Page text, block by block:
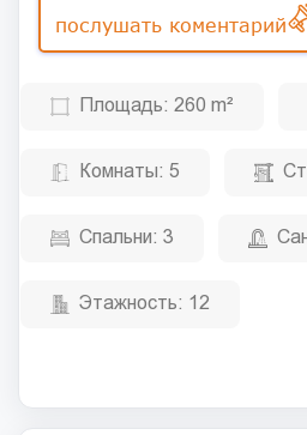
послушать коментарий
Площадь: 260 m²
Комнаты: 5
Спальни: 3
Этажность: 12